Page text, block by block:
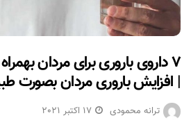
۷ داروی باروری برای مردان
| افزایش باروری مردان بصورت
ترانه محمودی 17 اکتبر 2021